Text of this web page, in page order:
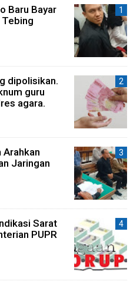
Baru Bayar
dipolisikan.
guru
agara.
Jaringan
Sarat
PUPR